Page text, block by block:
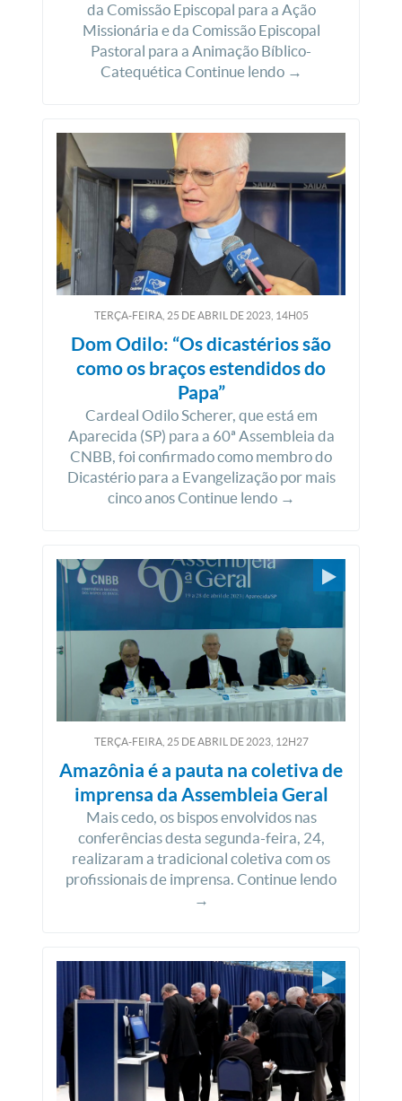
da Comissão Episcopal para a Ação
Missionária e da Comissão Episcopal
Pastoral para a Animação Bíblico-
Catequética Continue lendo →
TERÇA-FEIRA, 25 DEABRIL DE2023, 14H05
Dom Odilo: “Os dicastérios são
como os braços estendidos do
Papa”
Cardeal Odilo Scherer, que está em
Aparecida (SP) para a 60ª Assembleia da
CNBB, foi confirmado como membro do
Dicastério para a Evangelização por mais
cinco anos Continue lendo →
TERÇA-FEIRA, 25 DEABRIL DE2023, 12H27
Amazônia é a pauta na coletiva de
imprensa da Assembleia Geral
Mais cedo, os bispos envolvidos nas
conferências desta segunda-feira, 24,
realizaram a tradicional coletiva com os
profissionais de imprensa. Continue lendo
→